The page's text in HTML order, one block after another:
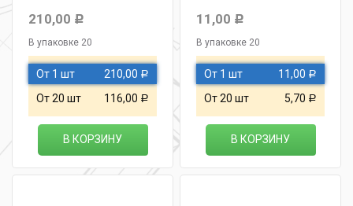
210,00 Р
В упаковке 20
От 1 шт 210,00 Р
От 20 шт 116,00 Р
В КОРЗИНУ
11,00 Р
В упаковке 20
От 1 шт 11,00 Р
От 20 шт 5,70 Р
В КОРЗИНУ